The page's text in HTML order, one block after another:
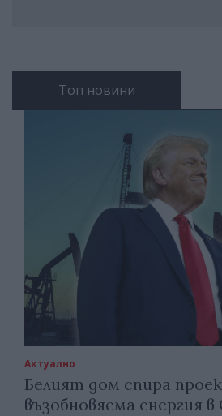
Топ новини
Актуално
Белият дом спира
възобновяема енергия